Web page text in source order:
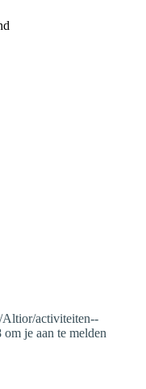
Altior/activiteiten--
je aan te melden